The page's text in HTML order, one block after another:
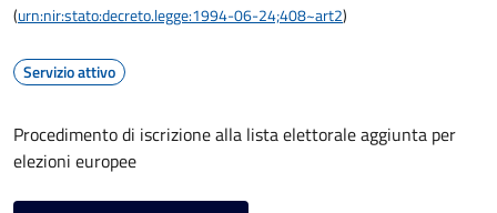
(urn:nir:stato:decreto.legge:1994-06-24;408~art2)
Servizio attivo
Procedimento di iscrizione alla lista elettorale aggiunta per
elezioni europee